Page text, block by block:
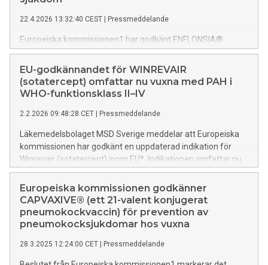
22.4.2026 13:32:40 CEST Pressmeddelande
Europeiska kommissionen1 har godkänt ENFLONSIA®
(klesrovimab), en monoklonal antikropp, avsett för
prevention av sjukdom i nedre luftvägarna orsakade av
respiratoriskt syncytialvirus (RSV) hos nyfödda och
spädbarn under deras första RSV-säsong.
EU-godkännandet för WINREVAIR
(sotatercept) omfattar nu vuxna med PAH i
WHO-funktionsklass II–IV
2.2.2026 09:48:28 CET Pressmeddelande
Läkemedelsbolaget MSD Sverige meddelar att Europeiska
kommissionen har godkänt en uppdaterad indikation för
Winrevair (sotatercept) inom EU*. Indikationen omfattar nu
behandling av pulmonell arteriell hypertension (PAH) hos
vuxna patienter i WHO-funktionsklass (FC) II, III och IV, i
kombination med andra PAH-behandlingar.
Europeiska kommissionen godkänner
CAPVAXIVE® (ett 21-valent konjugerat
pneumokockvaccin) för prevention av
pneumokocksjukdomar hos vuxna
28.3.2025 12:24:00 CET Pressmeddelande